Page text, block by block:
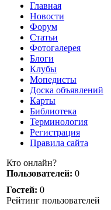
Главная
Новости
Форум
Статьи
Фотогалерея
Блоги
Клубы
Мопедисты
Доска объявлений
Карты
Библиотека
Терминология
Регистрация
Правила сайта
Кто онлайн?
Пользователей: 0
Гостей: 0
Рейтинг пользователей